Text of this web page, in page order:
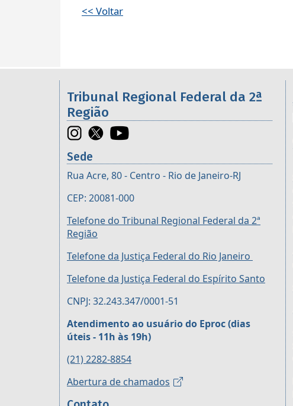
<< Voltar
Informações úteis sobre os órgãos da
Tribunal Regional Federal da 2ª
Região
Sede
Rua Acre, 80 - Centro - Rio de Janeiro-RJ
CEP: 20081-000
Telefone do Tribunal Regional Federal da 2ª
Região
Telefone da Justiça Federal do Rio Janeiro
Telefone da Justiça Federal do Espírito Santo
CNPJ: 32.243.347/0001-51
Atendimento ao usuário do Eproc (dias
úteis - 11h às 19h)
(21) 2282-8854
Abertura de chamados